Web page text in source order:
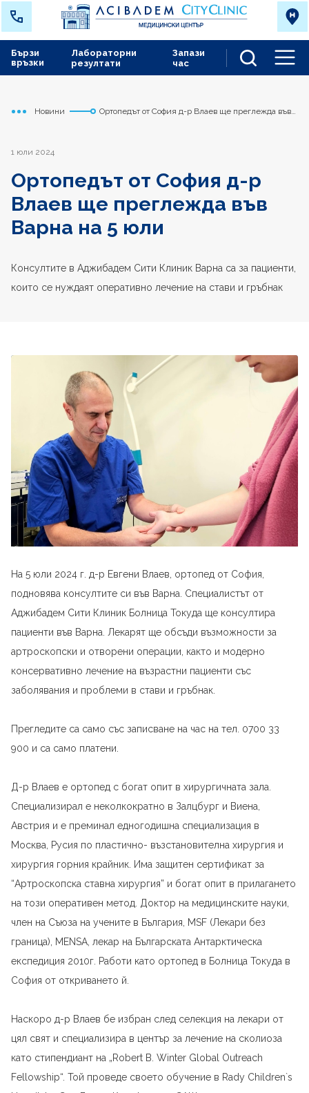
Лабораторни
резултати
Запази
час
Бързи
връзки
Начало
Варна
Новини
Ортопедът от София д-р Влаев ще преглежда във
1 юли 2024
Ортопедът от София д-р
Влаев ще преглежда във
Варна на 5 юли
Консултите в Аджибадем Сити Клиник Варна са за пациенти,
които се нуждаят оперативно лечение на стави и гръбнак
На 5 юли 2024 г. д-р Евгени Влаев, ортопед от София,
подновява консултите си във Варна. Специалистът от
Аджибадем Сити Клиник Болница Токуда ще консултира
пациенти във Варна. Лекарят ще обсъди възможности за
артроскопски и отворени операции, както и модерно
консервативно лечение на възрастни пациенти със
заболявания и проблеми в стави и гръбнак.
Прегледите са само със записване на час на тел. 0700 33
900 и са само платени.
Д-р Влаев е ортопед с богат опит в хирургичната зала.
Специализирал е неколкократно в Залцбург и Виена,
Австрия и е преминал едногодишна специализация в
Москва, Русия по пластично- възстановителна хирургия и
хирургия горния крайник. Има защитен сертификат за
“Артроскопска ставна хирургия” и богат опит в прилагането
на този оперативен метод. Доктор на медицинските науки,
член на Съюза на учените в България, MSF (Лекари без
граница), MENSA, лекар на Българската Антарктическа
експедиция 2010г. Работи като ортопед в Болница Токуда в
София от откриването й.
Наскоро д-р Влаев бе избран след селекция на лекари от
цял свят и специализира в център за лечение на сколиоза
като стипендиант на „Robert B. Winter Global Outreach
Fellowship“. Той проведе своето обучение в Rady Children`s